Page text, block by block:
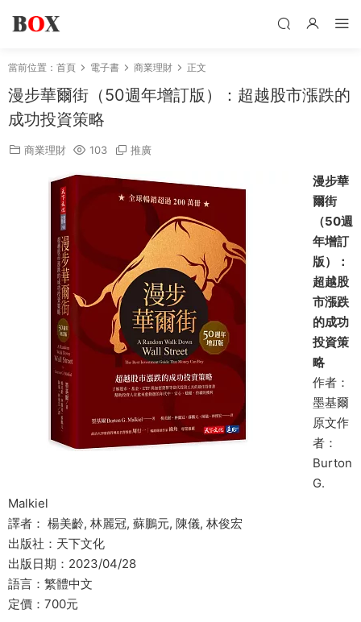
當前位置： 首頁 電子書 商業理財 正文
漫步華爾街（50週年增訂版）：超越股市漲跌的
成功投資策略
商業理財 103 推廣
漫步華
爾街
（50週
年增訂
版）：
超越股
市漲跌
的成功
投資策
略
作者：
墨基爾
原文作
者：
Burton
G.
Malkiel
譯者： 楊美齡, 林麗冠, 蘇鵬元, 陳儀, 林俊宏
出版社：天下文化
出版日期：2023/04/28
語言：繁體中文
定價：700元